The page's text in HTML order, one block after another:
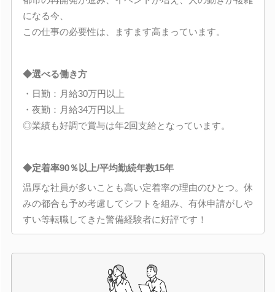
になる今、
この仕事の必要性は、ますます高まっています。
◆選べる働き方
・日勤：月給30万円以上
・夜勤：月給34万円以上
◎業績も好調で賞与は年2回支給となっています。
◆定着率90％以上/平均勤続年数15年
温厚な社員が多いことも高い定着率の理由のひとつ。休
みの都合も予め考慮してシフトを組み、有休申請がしや
すい等転職してきた警備経験者に好評です！